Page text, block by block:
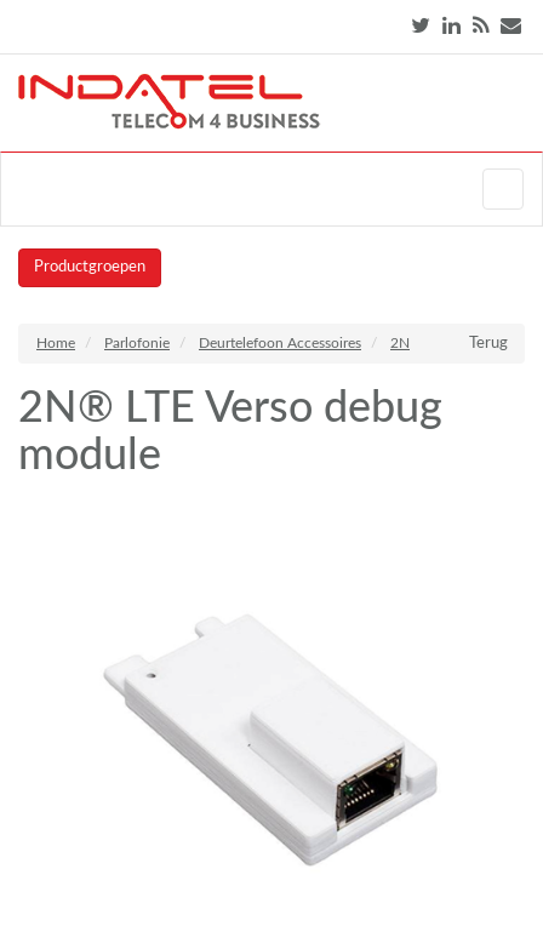
Productgroepen
Terug
Home Parlofonie Deurtelefoon Accessoires 2N
2N® LTE Verso debug
module